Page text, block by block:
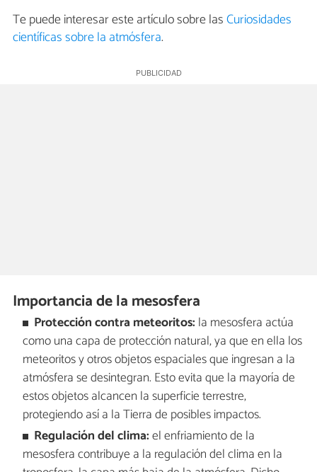
Te puede interesar este artículo sobre lasCuriosidades
científicas sobre la atmósfera.
Importancia de la mesosfera
Protección contra meteoritos: la mesosfera actúa
como una capa de protección natural, ya que en ella los
meteoritos y otros objetos espaciales que ingresan a la
atmósfera se desintegran. Esto evita que la mayoría de
estos objetos alcancen la superficie terrestre,
protegiendo así a la Tierra de posibles impactos.
Regulación del clima:el enfriamiento de la
mesosfera contribuye a la regulación del clima en la